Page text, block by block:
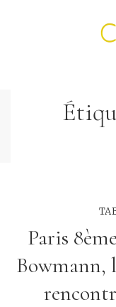
Paris
Bowmann,